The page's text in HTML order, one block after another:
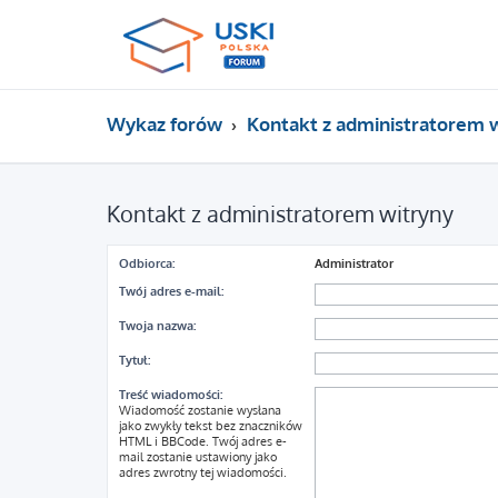
Wykaz forów Kontakt z administratorem
Kontakt z administratorem witryny
Odbiorca:
Administrator
Twój adres e-mail:
Twoja nazwa:
Tytuł:
Treść wiadomości:
Wiadomość zostanie wysłana
jako zwykły tekst bez znaczników
HTML i BBCode. Twój adres e-
mail zostanie ustawiony jako
adres zwrotny tej wiadomości.